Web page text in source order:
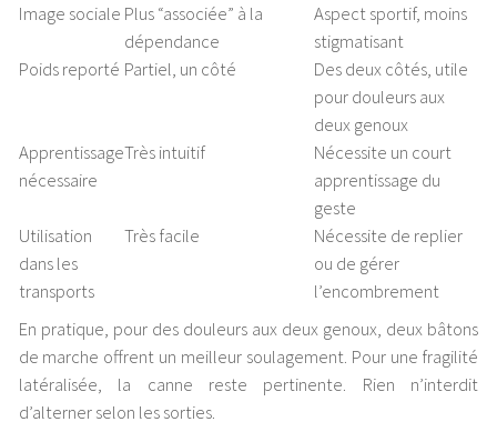
Image sociale Plus “associée” à la
dépendance
Aspect sportif, moins
stigmatisant
Poids reporté Partiel, un côté
Des deux côtés, utile
pour douleurs aux
deux genoux
Apprentissage
nécessaire
Très intuitif
Nécessite un court
apprentissage du
geste
Utilisation
dans les
transports
Très facile
Nécessite de replier
ou de gérer
l’encombrement
En pratique, pour des douleurs aux deux genoux, deux bâtons
de marche offrent un meilleur soulagement. Pour une fragilité
latéralisée, la canne reste pertinente. Rien n’interdit
d’alterner selon les sorties.